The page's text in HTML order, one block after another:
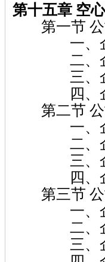
第十五章 空
第一节 公
一、企
二、企
三、企
四、企
第二节 公
一、企
二、企
三、企
四、企
第三节 公
一、企
二、企
三、企